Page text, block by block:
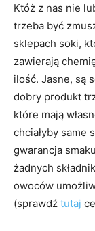
Któż z nas nie
trzeba być
sklepach soki,
zawierają
ilość. Jasne, są
dobry produkt
które mają
chciałyby same
gwarancja
żadnych
owoców
(sprawdź tutaj